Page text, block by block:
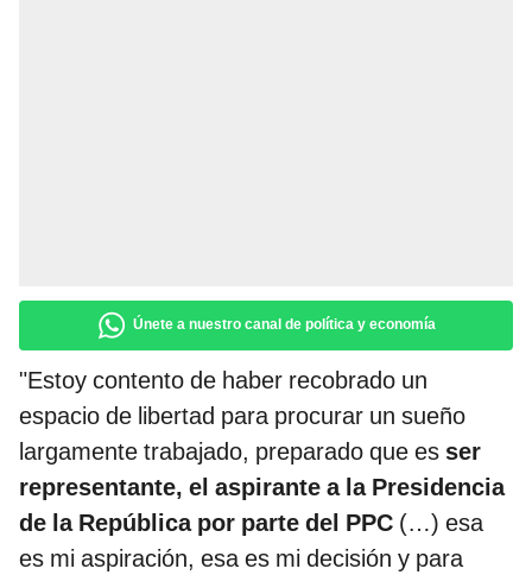
Únete a nuestro canal de política y economía
"Estoy contento de haber recobrado un
espacio de libertad para procurar un sueño
largamente trabajado, preparado que es ser
representante, el aspirante a la Presidencia
de la República por parte del PPC (…) esa
es mi aspiración, esa es mi decisión y para